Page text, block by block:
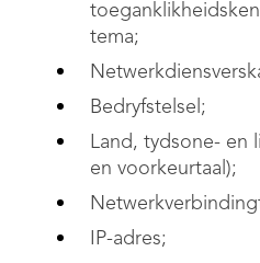
tema;
Bedryfstelsel;
Land, tydsone- en
en voorkeurtaal);
IP-adres;